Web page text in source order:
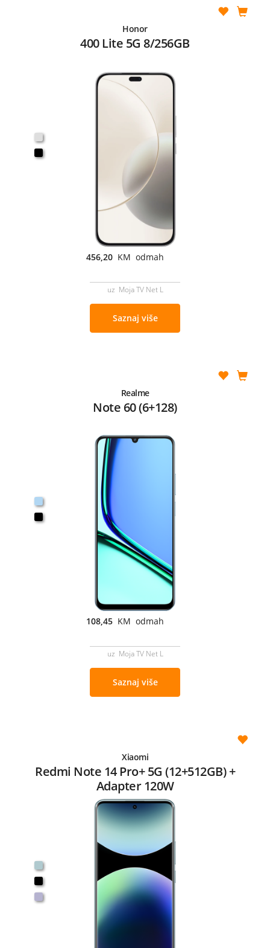
Honor
400 Lite 5G 8/256GB
456,20 KM odmah
uz Moja TV Net L
Saznaj više
Realme
Note 60 (6+128)
108,45 KM odmah
uz Moja TV Net L
Saznaj više
Xiaomi
Redmi Note 14 Pro+ 5G (12+512GB) +
Adapter 120W